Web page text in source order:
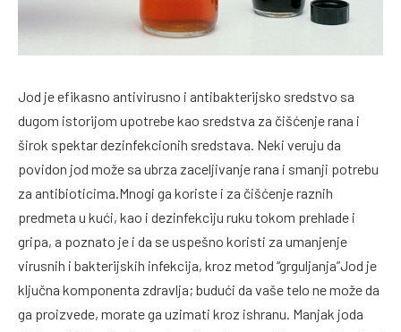
Jod je efikasno antivirusno i antibakterijsko sredstvo sa
dugom istorijom upotrebe kao sredstva za čišćenje rana i
širok spektar dezinfekcionih sredstava. Neki veruju da
povidon jod može sa ubrza zaceljivanje rana i smanji potrebu
za antibioticima.Mnogi ga koriste i za čišćenje raznih
predmeta u kući, kao i dezinfekciju ruku tokom prehlade i
gripa, a poznato je i da se uspešno koristi za umanjenje
virusnih i bakterijskih infekcija, kroz metod “grguljanja”Jod je
ključna komponenta zdravlja; budući da vaše telo ne može da
ga proizvede, morate ga uzimati kroz ishranu. Manjak joda